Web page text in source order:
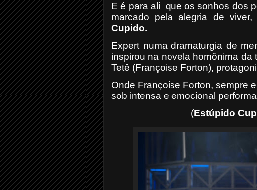
E é para ali que os sonhos dos
marcado pela alegria de viver,
Cupido.
Expert numa dramaturgia de
inspirou na novela homônima da
Tetê (Françoise Forton),
Onde Françoise Forton, sempre
sob intensa e emocional
(Estúpido